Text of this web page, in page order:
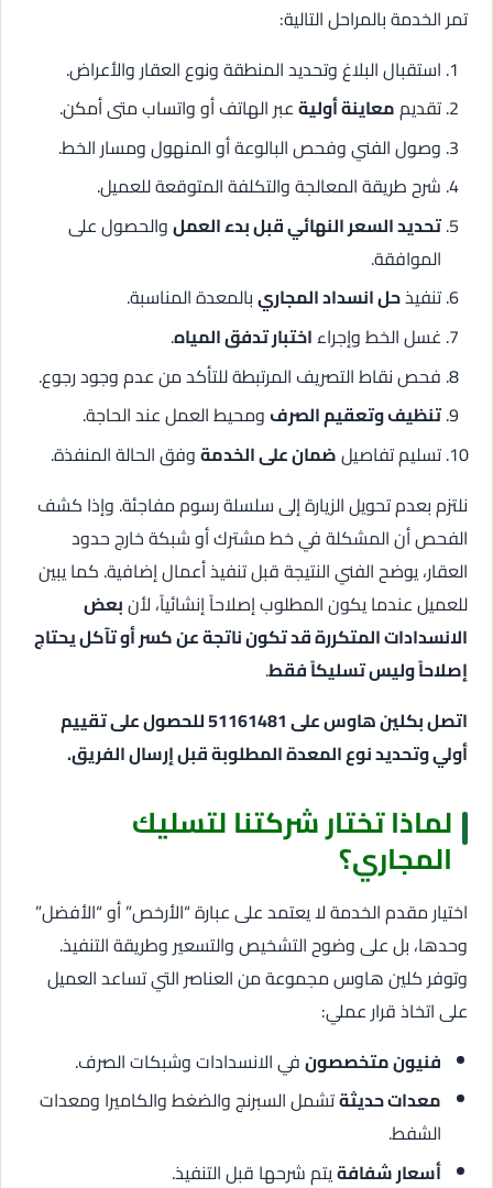
تمر الخدمة بالمراحل التالية:
استقبال البلاغ وتحديد المنطقة ونوع العقار والأعراض.
تقديممعاينة أوليةعبر الهاتف أو واتساب متى أمكن.
وصول الفني وفحص البالوعة أو المنهول ومسار الخط.
شرح طريقة المعالجة والتكلفة المتوقعة للعميل.
تحديد السعر النهائي قبل بدء العملوالحصول على
الموافقة.
تنفيذحل انسداد المجاريبالمعدة المناسبة.
غسل الخط وإجراءاختبار تدفق المياه.
فحص نقاط التصريف المرتبطة للتأكد من عدم وجود رجوع.
تنظيف وتعقيم الصرفومحيط العمل عند الحاجة.
تسليم تفاصيلضمان على الخدمةوفق الحالة المنفذة.
نلتزم بعدم تحويل الزيارة إلى سلسلة رسوم مفاجئة. وإذا كشف
الفحص أن المشكلة في خط مشترك أو شبكة خارج حدود
العقار، يوضح الفني النتيجة قبل تنفيذ أعمال إضافية. كما يبين
للعميل عندما يكون المطلوب إصلاحاً إنشائياً، لأنبعض
الانسدادات المتكررة قد تكون ناتجة عن كسر أو تآكل يحتاج
إصلاحاً وليس تسليكاً فقط.
اتصل بكلين هاوس على 51161481 للحصول على تقييم
أولي وتحديد نوع المعدة المطلوبة قبل إرسال الفريق.
لماذا تختار شركتنا لتسليك
المجاري؟
اختيار مقدم الخدمة لا يعتمد على عبارة “الأرخص” أو “الأفضل”
وحدها، بل على وضوح التشخيص والتسعير وطريقة التنفيذ.
وتوفر كلين هاوس مجموعة من العناصر التي تساعد العميل
على اتخاذ قرار عملي:
فنيون متخصصونفي الانسدادات وشبكات الصرف.
معدات حديثةتشمل السبرنج والضغط والكاميرا ومعدات
الشفط.
أسعار شفافةيتم شرحها قبل التنفيذ.